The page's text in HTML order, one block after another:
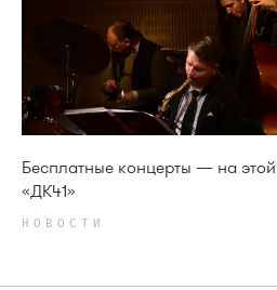
Бесплатные концерты — на
«ДК41»
НОВОСТИ